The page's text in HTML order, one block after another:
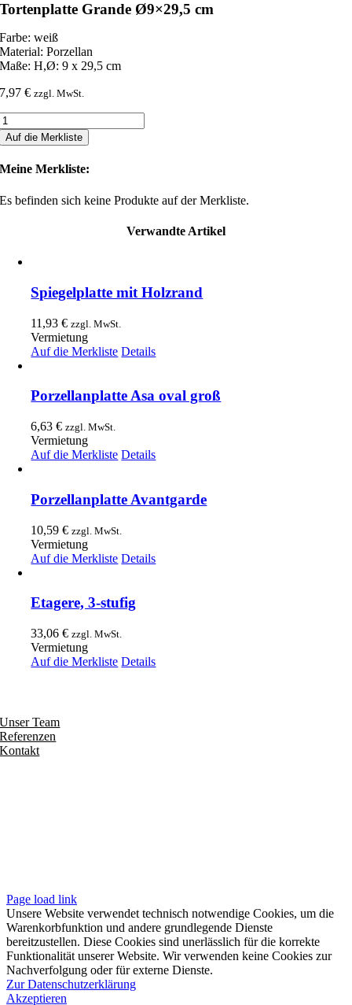
Tortenplatte Grande Ø9×29,5 cm
Farbe: weiß
Material: Porzellan
Maße: H,Ø: 9 x 29,5 cm
7,97€ zzgl. MwSt.
Auf die Merkliste
Meine Merkliste:
Es befinden sich keine Produkte auf der Merkliste.
Verwandte Artikel
Spiegelplatte mit Holzrand
11,93€ zzgl. MwSt.
Vermietung
Auf die Merkliste Details
Porzellanplatte Asa oval groß
6,63€ zzgl. MwSt.
Vermietung
Auf die Merkliste Details
Porzellanplatte Avantgarde
10,59€ zzgl. MwSt.
Vermietung
Auf die Merkliste Details
Etagere, 3-stufig
33,06€ zzgl. MwSt.
Vermietung
Auf die Merkliste Details
Unser Team
Referenzen
Kontakt
Page load link
Unsere Website verwendet technisch notwendige Cookies, um die
Warenkorbfunktion und andere grundlegende Dienste
bereitzustellen. Diese Cookies sind unerlässlich für die korrekte
Funktionalität unserer Website. Wir verwenden keine Cookies zur
Nachverfolgung oder für externe Dienste.
Zur Datenschutzerklärung
Akzeptieren